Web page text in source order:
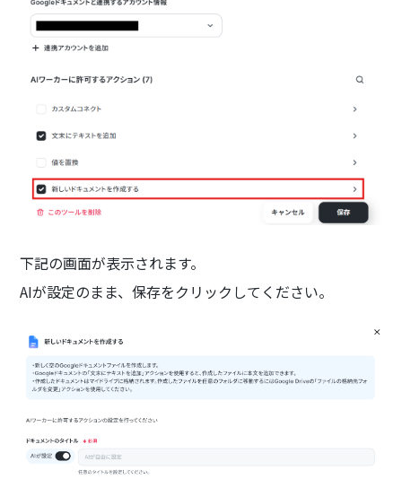
下記の画面が表示されます。
AIが設定のまま、保存をクリックしてください。